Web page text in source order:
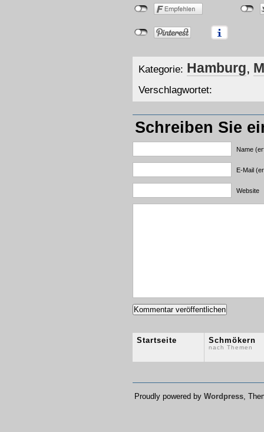
Kategorie: Hamburg,
Verschlagwortet:
Schreiben Sie
Name
E-Mail
Website
Startseite Schmökern
nach Themen
Proudly powered by Wordpress,